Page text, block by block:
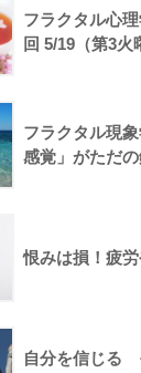
フラクタル心
回 5/19（第3火
フラクタル現
感覚」がただ
恨みは損！疲
自分を信じる